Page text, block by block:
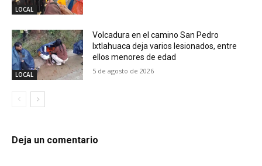
LOCAL
LOCAL
Volcadura en el camino San Pedro
Ixtlahuaca deja varios lesionados, entre
ellos menores de edad
5 de agosto de 2026
Deja un comentario